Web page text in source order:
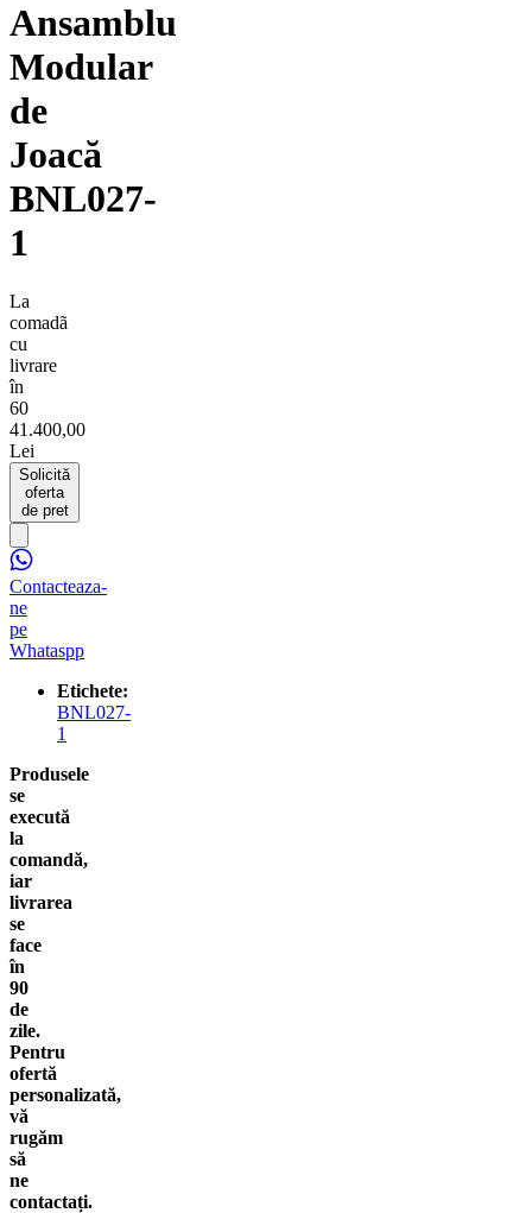
Ansamblu
Modular
de
Joacă
BNL027-
1
La
comadã
cu
livrare
în
60
41.400,00
Lei
Solicită
oferta
de pret
Contacteaza-
ne
pe
Whataspp
Etichete:
BNL027-
1
Produsele
se
execută
la
comandă,
iar
livrarea
se
face
în
90
de
zile.
Pentru
ofertă
personalizată,
vă
rugăm
să
ne
contactați.